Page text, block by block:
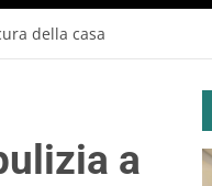
della casa
a